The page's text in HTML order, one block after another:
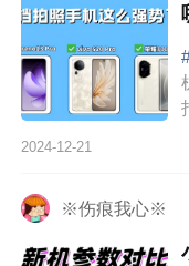
2024-12-21
※伤痕我心※